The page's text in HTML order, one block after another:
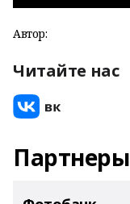
Автор:
Читайте нас
Партнеры